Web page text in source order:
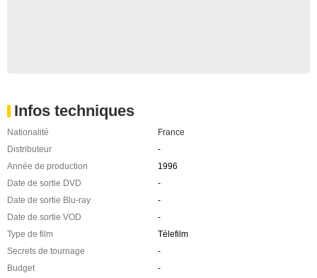
Infos techniques
Nationalité
France
Distributeur
-
Année de production
1996
Date de sortie DVD
-
Date de sortie Blu-ray
-
Date de sortie VOD
-
Type de film
Télefilm
Secrets de tournage
-
Budget
-